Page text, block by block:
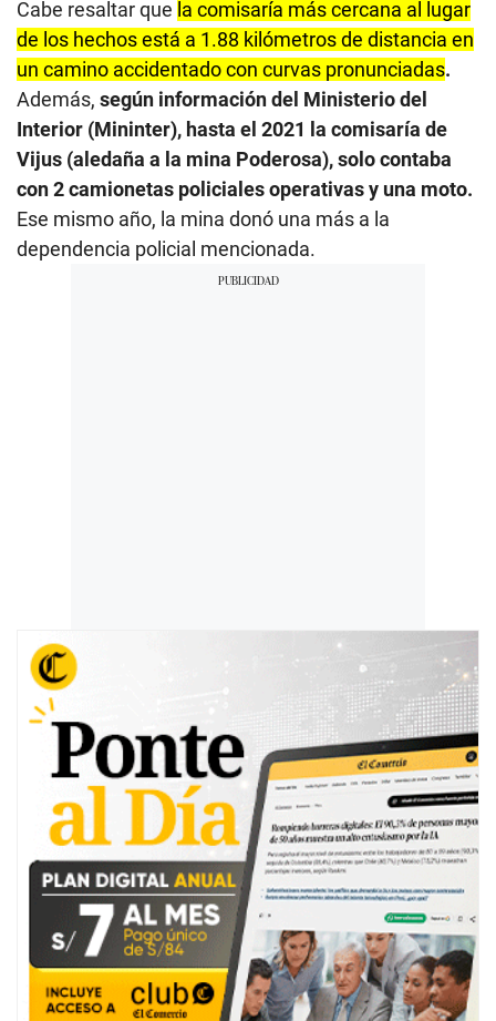
d
s
o
f
1
3
s
e
c
n
d
s
Cabe resaltar que la comisaría más cercana al lugar
de los hechos está a 1.88 kilómetros de distancia en
un camino accidentado con curvas pronunciadas.
Además, según información del Ministerio del
Interior (Mininter), hasta el 2021 la comisaría de
Vijus (aledaña a la mina Poderosa), solo contaba
con 2 camionetas policiales operativas y una moto.
Ese mismo año, la mina donó una más a la
dependencia policial mencionada.